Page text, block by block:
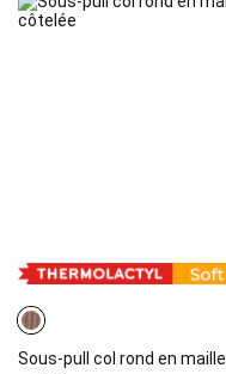
Sous-pull col rond en maille